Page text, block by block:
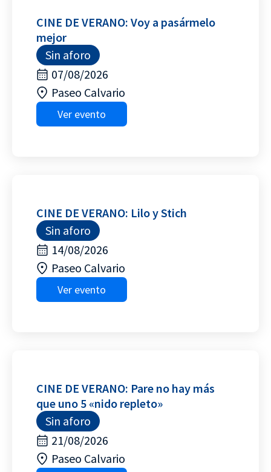
CINE DE VERANO: Voy a pasármelo
mejor
Sin aforo
07/08/2026
Paseo Calvario
Ver evento
CINE DE VERANO: Lilo y Stich
Sin aforo
14/08/2026
Paseo Calvario
Ver evento
CINE DE VERANO: Pare no hay más
que uno 5 «nido repleto»
Sin aforo
21/08/2026
Paseo Calvario